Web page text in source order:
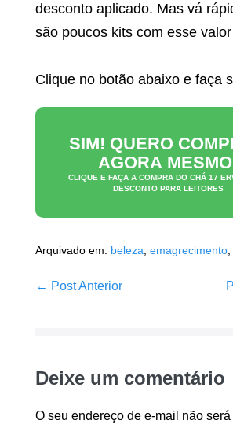
desconto aplicado. Mas vá
são poucos kits com esse
Clique no botão abaixo e faça
SIM! QUERO
AGORA
CLIQUE E FAÇA A COMPRA DO CHÁ 17
DESCONTO PARA LEITORES
Arquivado em: beleza emagrecimento
Navegação
← Post Anterior
Deixe um comentário
O seu endereço de e-mail não